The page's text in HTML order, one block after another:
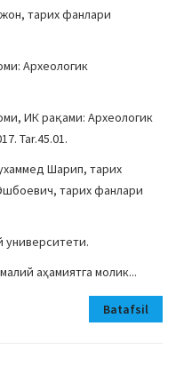
тарих фанлари
Археологик
ИК рақами: Археологик
Tar.45.01.
Шарип, тарих
тарих фанлари
университети.
аҳамиятга молик...
Batafsil